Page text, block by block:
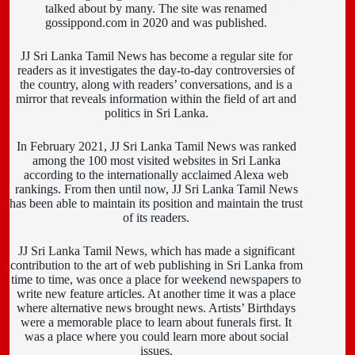
talked about by many. The site was renamed
gossippond.com in 2020 and was published.
JJ Sri Lanka Tamil News has become a regular site for
readers as it investigates the day-to-day controversies of
the country, along with readers’ conversations, and is a
mirror that reveals information within the field of art and
politics in Sri Lanka.
In February 2021, JJ Sri Lanka Tamil News was ranked
among the 100 most visited websites in Sri Lanka
according to the internationally acclaimed Alexa web
rankings. From then until now, JJ Sri Lanka Tamil News
has been able to maintain its position and maintain the trust
of its readers.
JJ Sri Lanka Tamil News, which has made a significant
contribution to the art of web publishing in Sri Lanka from
time to time, was once a place for weekend newspapers to
write new feature articles. At another time it was a place
where alternative news brought news. Artists’ Birthdays
were a memorable place to learn about funerals first. It
was a place where you could learn more about social
issues.